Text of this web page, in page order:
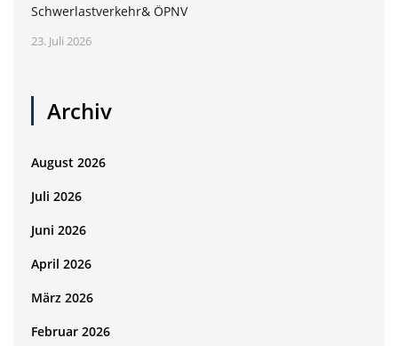
Schwerlastverkehr& ÖPNV
23. Juli 2026
Archiv
August 2026
Juli 2026
Juni 2026
April 2026
März 2026
Februar 2026